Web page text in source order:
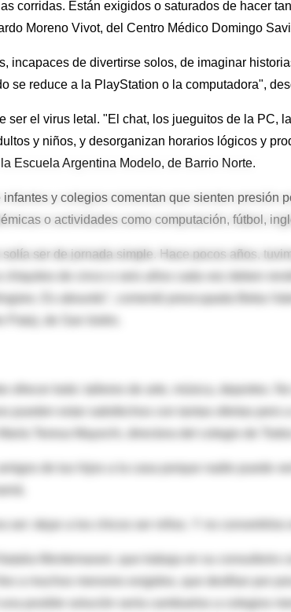
corridas. Están exigidos o saturados de hacer
Moreno Vivot, del Centro Médico Domingo
incapaces de divertirse solos, de imaginar
se reduce a la PlayStation o la computadora",
ser el virus letal. "El chat, los jueguitos de la PC,
y niños, y desorganizan horarios lógicos y
Escuela Argentina Modelo, de Barrio Norte.
y colegios comentan que sienten presión
o actividades como computación, fútbol,
ser de jornada simple. Hace pocos años,
chiquitos de cinco o seis años cada vez deben
Es absurdo", comentó preocupada Beba
Pata), de San Isidro.
pueden estar satisfechos con tantas ofertas pero
Teresa Mayochi, directora del colegio de
de tus hijos a la casa porque nadie puede
Montemarani, que trabaja en su consultorio
a muchos menores exigidos, que desfilan por
posible solución sería cambiarlos a colegios